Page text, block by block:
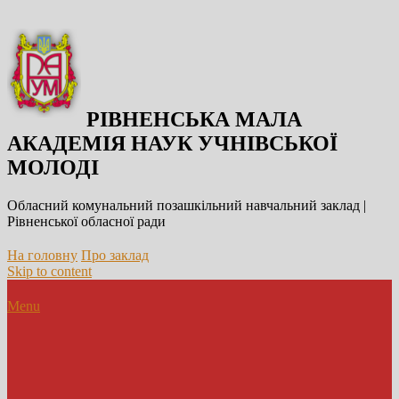
РІВНЕНСЬКА МАЛА
АКАДЕМІЯ НАУК УЧНІВСЬКОЇ
МОЛОДІ
Обласний комунальний позашкільний навчальний заклад |
Рівненської обласної ради
На головну Про заклад
Skip to content
Menu